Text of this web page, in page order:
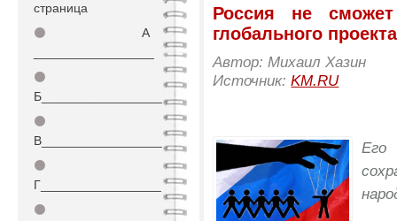
страница
⚫
А
⚫
Б_________________
⚫
В_________________
⚫
Г_________________
⚫
Россия не
глобального проекта
Автор: Михаил Хазин
Источник:KM.RU
Его